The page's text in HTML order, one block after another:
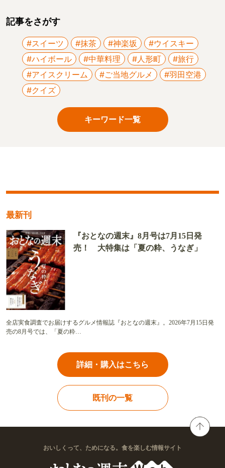
記事をさがす
#スイーツ #抹茶 #神楽坂
#ウイスキー
#ハイボール
#中華料理 #人形町
#旅行
#アイスクリーム
#ご当地グルメ
#羽田空港
#クイズ
キーワード一覧
最新刊
『おとなの週末』8月号は7月15日発
売！ 大特集は「夏の粋、うなぎ」
全店実食調査でお届けするグルメ情報誌『おとなの週末』。2026年7月15日発
売の8月号では、「夏の粋…
詳細・購入はこちら
既刊の一覧
おいしくって、ためになる。食を楽しむ情報サイト